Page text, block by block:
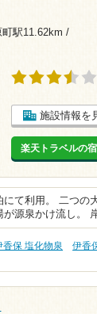
駅11.62km /
施設情報を
楽天トラベルの
にて利用。 二つの
が源泉かけ流し。
香保 塩化物泉 伊香